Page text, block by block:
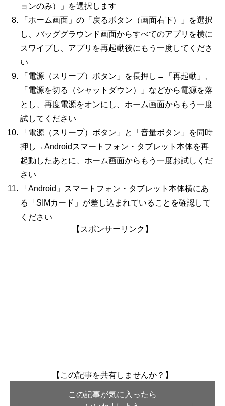
ョンのみ）」を選択します
「ホーム画面」の「戻るボタン（画面右下）」を選択
し、バッググラウンド画面からすべてのアプリを横に
スワイプし、アプリを再起動後にもう一度してくださ
い
「電源（スリープ）ボタン」を長押し→「再起動」、
「電源を切る（シャットダウン）」などから電源を落
とし、再度電源をオンにし、ホーム画面からもう一度
試してください
「電源（スリープ）ボタン」と「音量ボタン」を同時
押し→Android スマートフォン・タブレット本体を再
起動したあとに、ホーム画面からもう一度お試しくだ
さい
「Android」スマートフォン・タブレット本体横にあ
る「SIMカード」が差し込まれていることを確認して
ください
【スポンサーリンク】
【この記事を共有しませんか？】
この記事が気に入ったら